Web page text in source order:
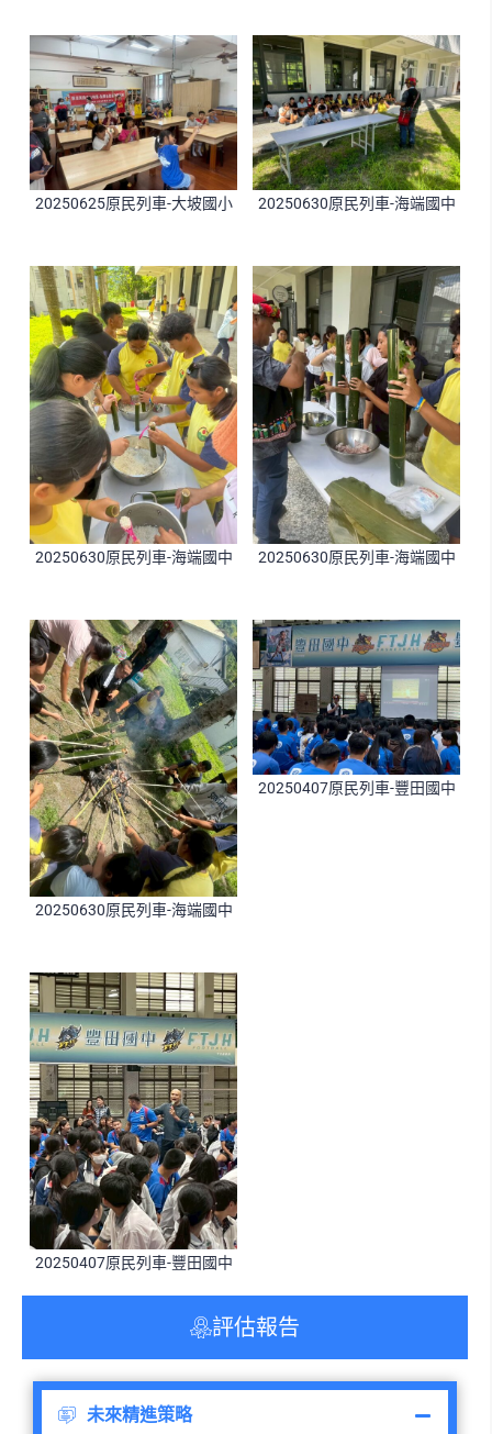
20250625原民列車-大坡國小 20250630原民列車-海端國中
20250630原民列車-海端國中 20250630原民列車-海端國中
20250630原民列車-海端國中
20250407原民列車-豐田國中
20250407原民列車-豐田國中
評估報告
未來精進策略